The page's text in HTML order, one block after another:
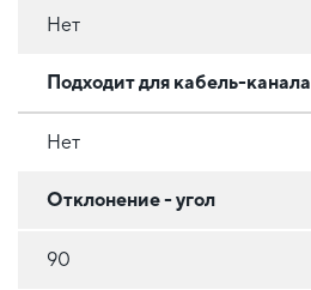
Нет
Подходит для кабель-канала
Нет
Отклонение - угол
90